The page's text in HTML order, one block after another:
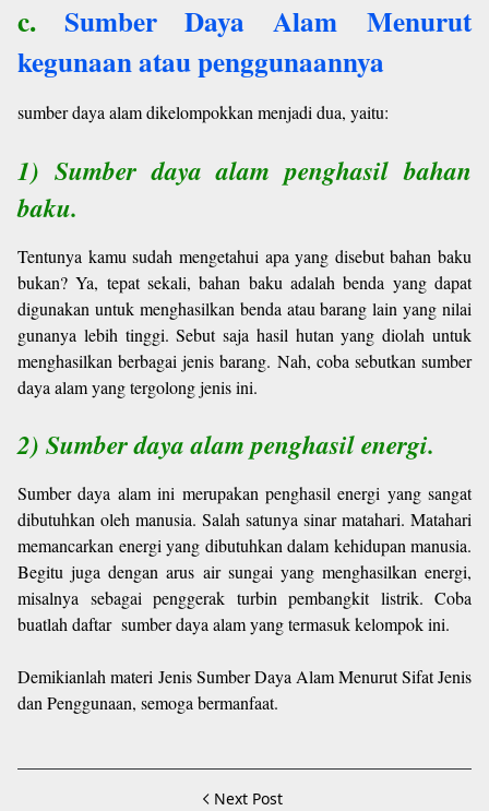
c. Sumber Daya Alam Menurut
kegunaan atau penggunaannya
sumber daya alam dikelompokkan menjadi dua, yaitu:
1) Sumber daya alam penghasil bahan
baku.
Tentunya kamu sudah mengetahui apa yang disebut bahan baku
bukan? Ya, tepat sekali, bahan baku adalah benda yang dapat
digunakan untuk menghasilkan benda atau barang lain yang nilai
gunanya lebih tinggi. Sebut saja hasil hutan yang diolah untuk
menghasilkan berbagai jenis barang. Nah, coba sebutkan sumber
daya alam yang tergolong jenis ini.
2) Sumber daya alam penghasil energi.
Sumber daya alam ini merupakan penghasil energi yang sangat
dibutuhkan oleh manusia. Salah satunya sinar matahari. Matahari
memancarkan energi yang dibutuhkan dalam kehidupan manusia.
Begitu juga dengan arus air sungai yang menghasilkan energi,
misalnya sebagai penggerak turbin pembangkit listrik. Coba
buatlah daftar sumber daya alam yang termasuk kelompok ini.
Demikianlah materi Jenis Sumber Daya Alam Menurut Sifat Jenis
dan Penggunaan, semoga bermanfaat.
Next Post